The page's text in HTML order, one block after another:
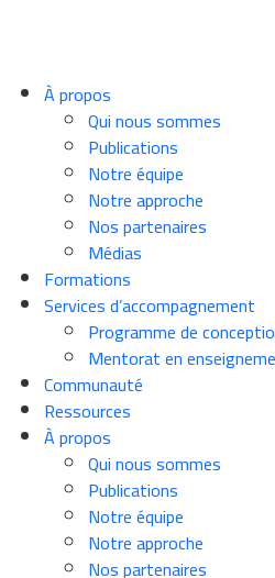
À propos
Qui nous sommes
Publications
Notre équipe
Notre approche
Nos partenaires
Médias
Formations
Services d’accompagnement
Programme de
Mentorat en
Communauté
Ressources
À propos
Qui nous sommes
Publications
Notre équipe
Notre approche
Nos partenaires